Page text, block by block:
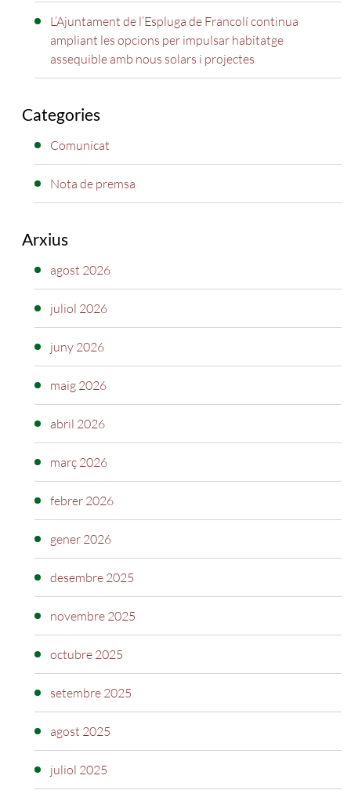
L’Ajuntament de l’Espluga de Francolí continua
ampliant les opcions per impulsar habitatge
assequible amb nous solars i projectes
Categories
Comunicat
Nota de premsa
Arxius
agost 2026
juliol 2026
juny 2026
maig 2026
abril 2026
març 2026
febrer 2026
gener 2026
desembre 2025
novembre 2025
octubre 2025
setembre 2025
agost 2025
juliol 2025